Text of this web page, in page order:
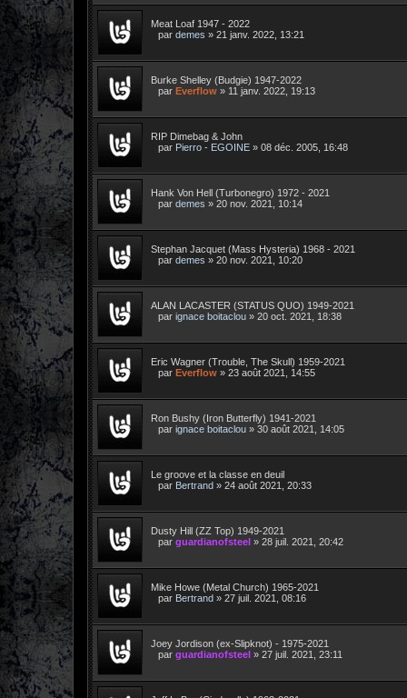
Meat Loaf 1947 - 2022
par demes » 21 janv. 2022, 13:21
Burke Shelley (Budgie) 1947-2022
par Everflow » 11 janv. 2022, 19:13
RIP Dimebag & John
par Pierro - EGOINE » 08 déc. 2005, 16:48
Hank Von Hell (Turbonegro) 1972 - 2021
par demes » 20 nov. 2021, 10:14
Stephan Jacquet (Mass Hysteria) 1968 - 2021
par demes » 20 nov. 2021, 10:20
ALAN LACASTER (STATUS QUO) 1949-2021
par ignace boitaclou » 20 oct. 2021, 18:38
Eric Wagner (Trouble, The Skull) 1959-2021
par Everflow » 23 août 2021, 14:55
Ron Bushy (Iron Butterfly) 1941-2021
par ignace boitaclou » 30 août 2021, 14:05
Le groove et la classe en deuil
par Bertrand » 24 août 2021, 20:33
Dusty Hill (ZZ Top) 1949-2021
par guardianofsteel » 28 juil. 2021, 20:42
Mike Howe (Metal Church) 1965-2021
par Bertrand » 27 juil. 2021, 08:16
Joey Jordison (ex-Slipknot) - 1975-2021
par guardianofsteel » 27 juil. 2021, 23:11